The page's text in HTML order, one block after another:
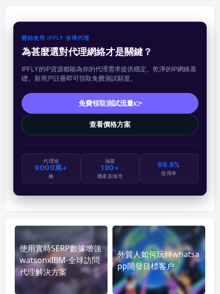
開始使用 IPFLY 全球代理
為甚麼選對代理網絡才是關鍵？
IPFLY的IP資源都能為你的代理需求提供穩定、乾淨的IP網絡基
礎。新用戶註冊即可領取免費測試額度。
免費領取測試流量👉
查看價格方案
代理池
9000萬+
條
涵蓋
190+
國家及城市
99.9%
使用率
使用實時SERP數據增強
watsonxIBM-全球訪問
代理解決方案
外貿人如何玩轉whatsa
pp開發目標客户